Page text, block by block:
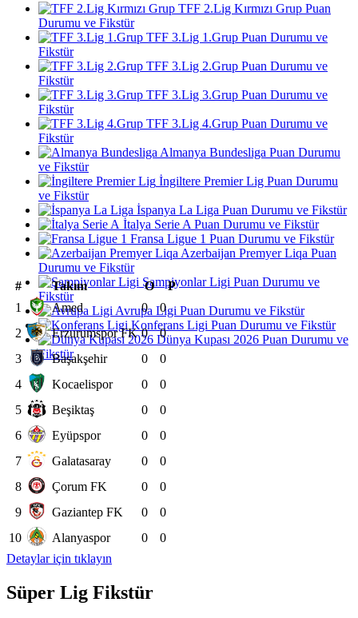
TFF 2.Lig Kırmızı Grup Puan
Durumu ve Fikstür
TFF 3.Lig 1.Grup Puan Durumu ve
Fikstür
TFF 3.Lig 2.Grup Puan Durumu ve
Fikstür
TFF 3.Lig 3.Grup Puan Durumu ve
Fikstür
TFF 3.Lig 4.Grup Puan Durumu ve
Fikstür
Almanya Bundesliga Puan Durumu
ve Fikstür
İngiltere Premier Lig Puan Durumu
ve Fikstür
İspanya La Liga Puan Durumu ve Fikstür
İtalya Serie A Puan Durumu ve Fikstür
Fransa Ligue 1 Puan Durumu ve Fikstür
Azerbaijan Premyer Liqa Puan
Durumu ve Fikstür
Şampiyonlar Ligi Puan Durumu ve
Fikstür
Avrupa Ligi Puan Durumu ve Fikstür
Konferans Ligi Puan Durumu ve Fikstür
Dünya Kupası 2026 Puan Durumu ve
Fikstür
# Takım O
P
1
Amed 0
0
2
Erzurumspor FK 0
0
3
Başakşehir 0
0
4
Kocaelispor 0
0
5
Beşiktaş 0
0
6
Eyüpspor 0
0
7
Galatasaray 0
0
8
Çorum FK 0
0
9
Gaziantep FK 0
0
10
Alanyaspor 0
0
Detaylar için tıklayın
Süper Lig Fikstür